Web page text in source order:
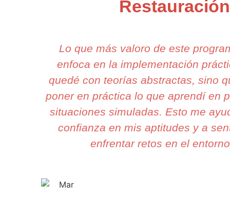
Lo que más valoro de este
enfoca en la implementación
quedé con teorías abstractas, sino
poner en práctica lo que aprendí en
situaciones simuladas. Esto me
confianza en mis aptitudes y a
enfrentar retos en el